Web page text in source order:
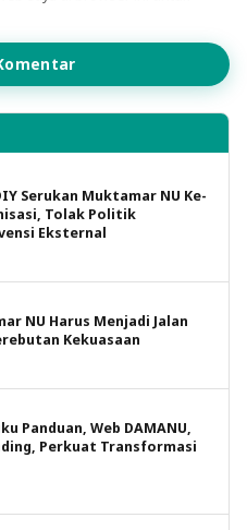
Serukan Muktamar NU Ke-
Tolak Politik
Eksternal
NU Harus Menjadi Jalan
Kekuasaan
Panduan, Web DAMANU,
Perkuat Transformasi